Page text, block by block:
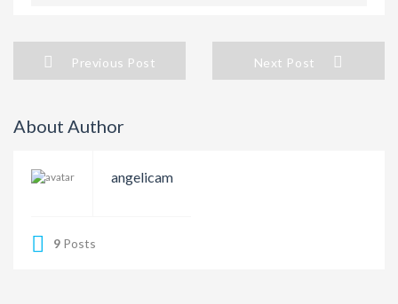
Previous Post Next Post
About Author
angelicam
9 Posts